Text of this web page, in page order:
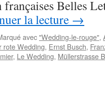
françaises Belles
la lecture →
avec"Wedding-le-rouge",
rote Wedding, Ernst Busch,
, Le Wedding, Müllerstrasse